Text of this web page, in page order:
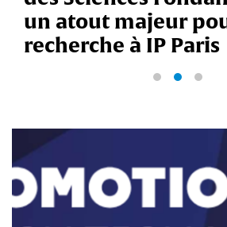
un atout majeur
recherche à IP Paris